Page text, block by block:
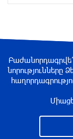
նորությունները